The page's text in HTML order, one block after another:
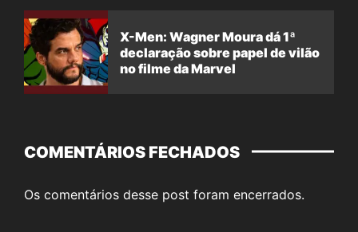
X-Men: Wagner Moura dá 1ª
declaração sobre papel de vilão
no filme da Marvel
COMENTÁRIOS FECHADOS
Os comentários desse post foram encerrados.